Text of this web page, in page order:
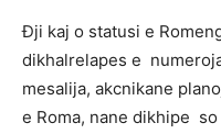
Đji kaj o statusi e
dikhalrelapes e
mesalija, akcnikane
e Roma, nane dikhipe